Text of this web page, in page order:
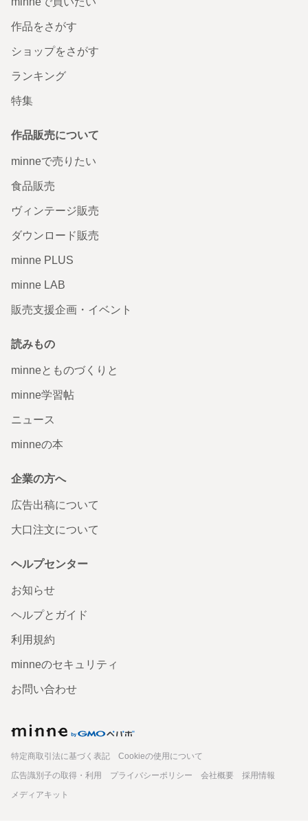
作品をさがす
ショップをさがす
ランキング
特集
作品販売について
minneで売りたい
食品販売
ヴィンテージ販売
ダウンロード販売
minne PLUS
minne LAB
販売支援企画・イベント
読みもの
minneとものづくりと
minne学習帖
ニュース
minneの本
企業の方へ
広告出稿について
大口注文について
ヘルプセンター
お知らせ
ヘルプとガイド
利用規約
minneのセキュリティ
お問い合わせ
特定商取引法に基づく表記
Cookieの使用について
広告識別子の取得・利用
プライバシーポリシー 会社概要
採用情報
メディアキット